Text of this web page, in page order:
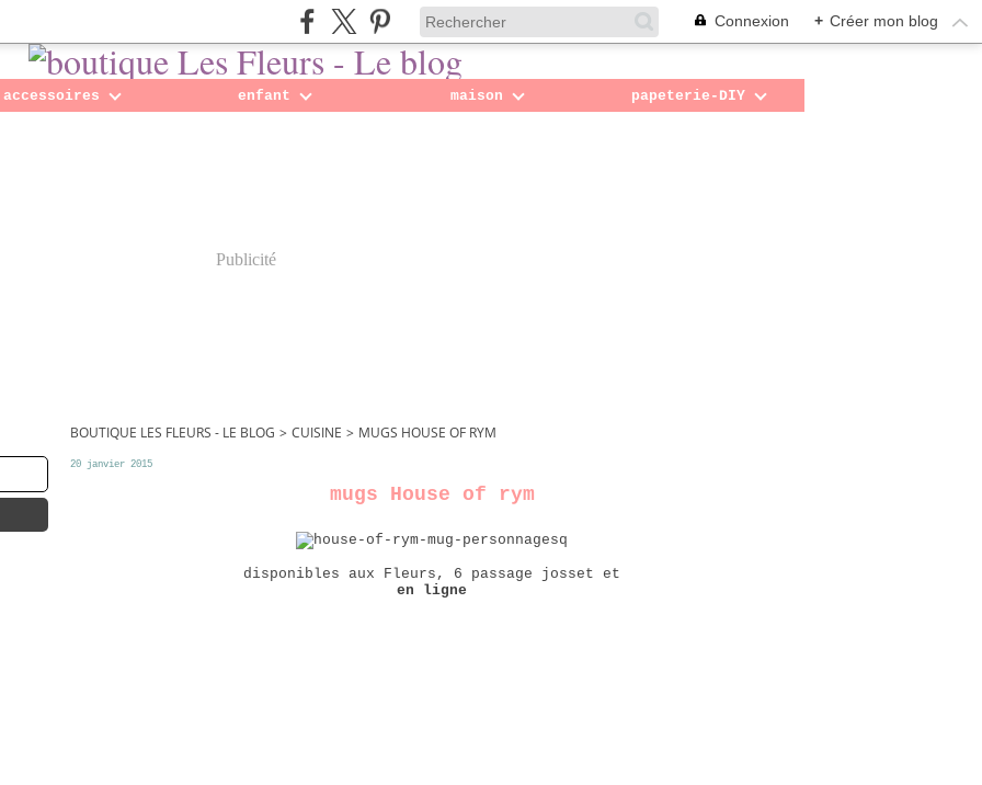
Connexion + Créer mon blog
accessoires enfant maison papeterie-DIY
Publicité
BOUTIQUE LES FLEURS - LE BLOG > CUISINE > MUGS HOUSE OF RYM
20 janvier 2015
mugs House of rym
disponibles aux Fleurs, 6 passage josset et
en ligne